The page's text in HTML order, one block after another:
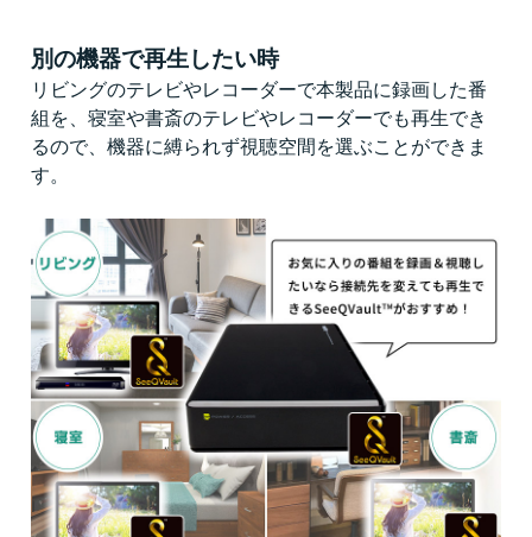
別の機器で再生したい時
リビングのテレビやレコーダーで本製品に録画した番
組を、寝室や書斎のテレビやレコーダーでも再生でき
るので、機器に縛られず視聴空間を選ぶことができま
す。